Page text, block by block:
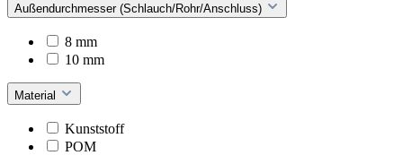
Außendurchmesser (Schlauch/Rohr/Anschluss)
8 mm
10 mm
Material
Kunststoff
POM